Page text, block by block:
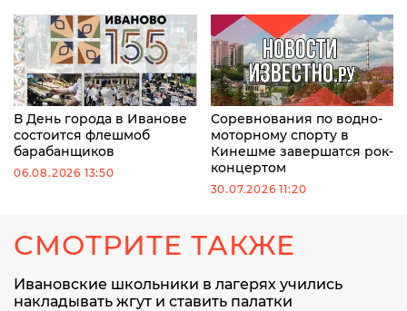
В День города в Иванове
состоится флешмоб
барабанщиков
06.08.2026 13:50
Соревнования по водно-
моторному спорту в
Кинешме завершатся рок-
концертом
30.07.2026 11:20
СМОТРИТЕ ТАКЖЕ
Ивановские школьники в лагерях учились
накладывать жгут и ставить палатки